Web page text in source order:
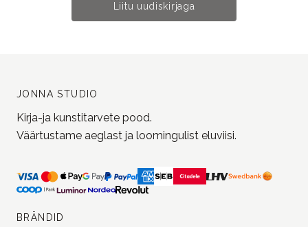
Liitu uudiskirjaga
JONNA STUDIO
Kirja-ja kunstitarvete pood.
Väärtustame aeglast ja loomingulist eluviisi.
BRÄNDID